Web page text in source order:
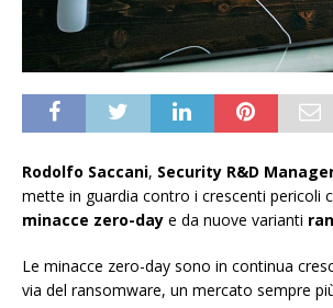
Rodolfo Saccani, Security R&D
mette in guardia contro i crescenti pericoli
minacce zero-day e da nuove varianti
Le minacce zero-day sono in continua
via del ransomware, un mercato sempre